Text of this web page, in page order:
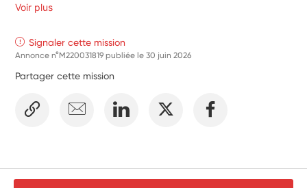
Voir plus
Signaler cette mission
Annonce n°M220031819 publiée le30 juin 2026
Partager cette mission